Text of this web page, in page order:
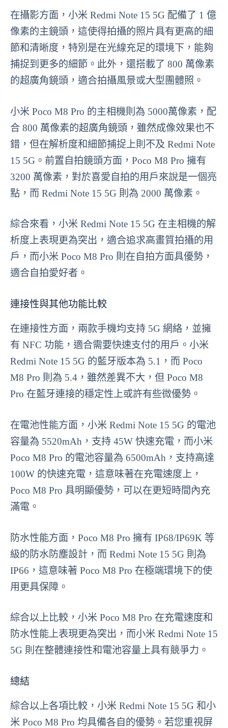
在攝影方面，小米 Redmi Note 15 5G 配備了 1 億
像素的主鏡頭，這使得拍攝的照片具有更高的細
節和清晰度，特別是在光線充足的環境下，能夠
捕捉到更多的細節。此外，還搭載了 800 萬像素
的超廣角鏡頭，適合拍攝風景或大型團體照。
小米 Poco M8 Pro 的主相機則為 5000萬像素，配
合 800 萬像素的超廣角鏡頭，雖然成像效果也不
錯，但在解析度和細節捕捉上則不及 Redmi Note
15 5G。前置自拍鏡頭方面，Poco M8 Pro 擁有
3200 萬像素，對於喜愛自拍的用戶來說是一個亮
點，而 Redmi Note 15 5G 則為 2000 萬像素。
綜合來看，小米 Redmi Note 15 5G 在主相機的解
析度上表現更為突出，適合追求高畫質拍攝的用
戶，而小米 Poco M8 Pro 則在自拍方面具優勢，
適合自拍愛好者。
連接性與其他功能比較
在連接性方面，兩款手機均支持 5G 網絡，並擁
有 NFC 功能，適合需要快速支付的用戶。小米
Redmi Note 15 5G 的藍牙版本為 5.1，而 Poco
M8 Pro 則為 5.4，雖然差異不大，但 Poco M8
Pro 在藍牙連接的穩定性上或許有些微優勢。
在電池性能方面，小米 Redmi Note 15 5G 的電池
容量為 5520mAh，支持 45W 快速充電，而小米
Poco M8 Pro 的電池容量為 6500mAh，支持高達
100W 的快速充電，這意味著在充電速度上，
Poco M8 Pro 具明顯優勢，可以在更短時間內充
滿電。
防水性能方面，Poco M8 Pro 擁有 IP68/IP69K 等
級的防水防塵設計，而 Redmi Note 15 5G 則為
IP66，這意味著 Poco M8 Pro 在極端環境下的使
用更具保障。
綜合以上比較，小米 Poco M8 Pro 在充電速度和
防水性能上表現更為突出，而小米 Redmi Note 15
5G 則在整體連接性和電池容量上具有競爭力。
總結
綜合以上各項比較，小米 Redmi Note 15 5G 和小
米 Poco M8 Pro 均具備各自的優勢。若您重視屏